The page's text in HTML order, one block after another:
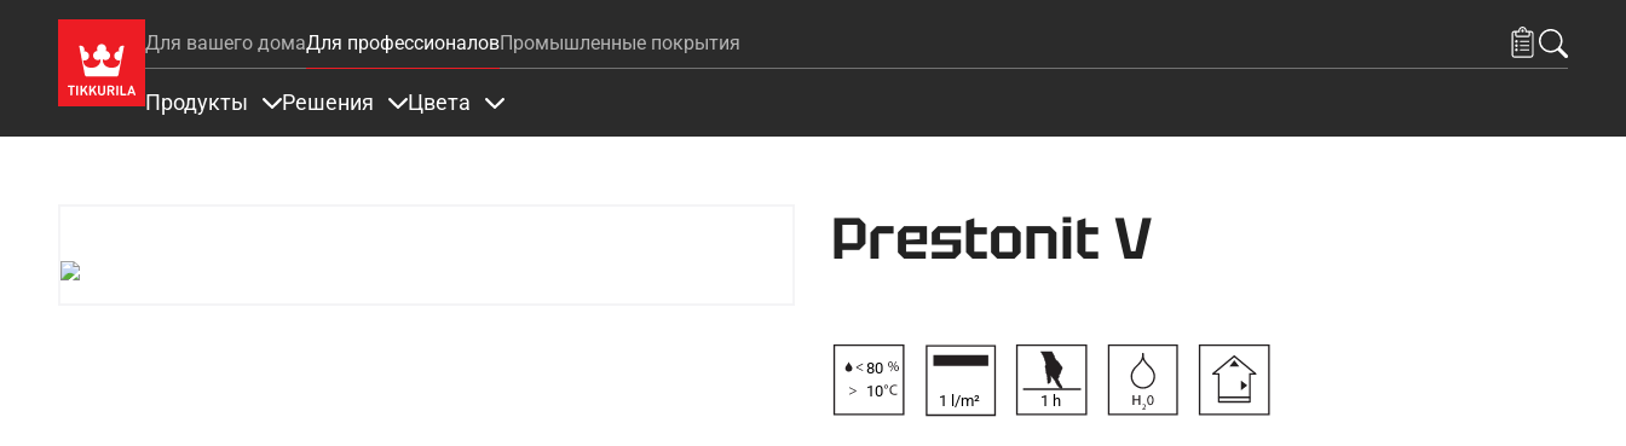
Для вашего домаДля профессионаловПромышленные покрытия
Продукты Решения Цвета
Prestonit V
80
10
1 l/m² 1h